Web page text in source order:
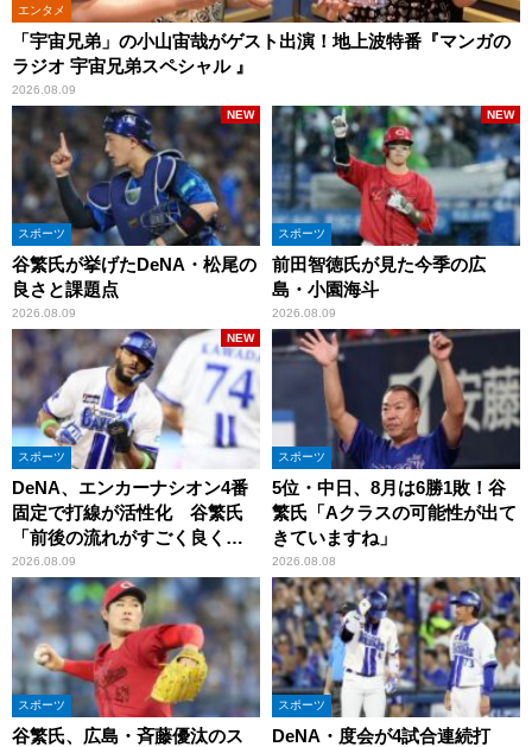
エンタメ
「宇宙兄弟」の小山宙哉がゲスト出演！地上波特番『マンガの
ラジオ 宇宙兄弟スペシャル 』
2026.08.09
スポーツ
谷繁氏が挙げたDeNA・松尾の
良さと課題点
2026.08.09
NEW
スポーツ
前田智徳氏が見た今季の広
島・小園海斗
2026.08.09
NEW
スポーツ
DeNA、エンカーナシオン4番
固定で打線が活性化 谷繁氏
「前後の流れがすごく良くな
りましたね」
2026.08.09
NEW
スポーツ
5位・中日、8月は6勝1敗！谷
繁氏「Aクラスの可能性が出て
きていますね」
2026.08.08
スポーツ
谷繁氏、広島・斉藤優汰のス
スポーツ
DeNA・度会が4試合連続打